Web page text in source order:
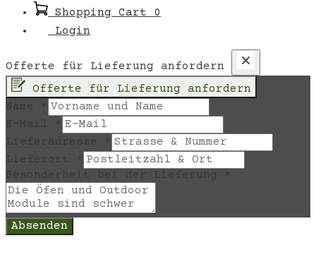
Shopping Cart
0
Login
Offerte für Lieferung anfordern
Offerte für Lieferung anfordern
Name
E-Mail
Lieferadresse
Lieferort
Besonderheit bei der Lieferung
Absenden